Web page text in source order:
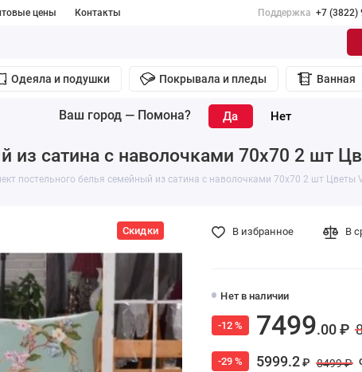
цены Контакты Поддержка +7 (3822)
Одеяла и подушки Покрывала и пледы Ванная
Ваш город — Помона?
из сатина с наволочками 70х70 2 шт
постельного белья семейный из сатина с наволочками 70х70 2 шт Цветы
Скидки
Нет в наличии
-12 % 7499.00 ₽
-29 % 5999.2₽ 8499 ₽
В избранное В